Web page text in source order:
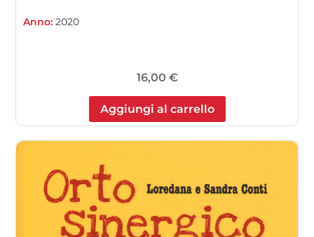
Anno:2020
16,00 €
Aggiungi al carrello